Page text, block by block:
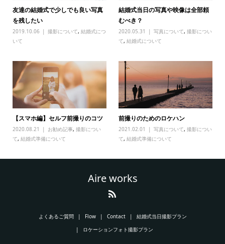
友達の結婚式で少しでも良い写真
を残したい
2019.10.06 撮影について, 結婚式につ
いて
結婚式当日の写真や映像は全部頼
むべき？
2020.05.31 写真について,撮影につい
て,結婚式について
【スマホ編】セルフ前撮りのコツ
2020.08.21 お勧め記事, 撮影につい
て, 結婚式準備について
前撮りのためのロケハン
2021.02.01 写真について,撮影につい
て,結婚式準備について
Aire works
よくあるご質問 Flow Contact
結婚式当日撮影プラン
ロケーションフォト撮影プラン